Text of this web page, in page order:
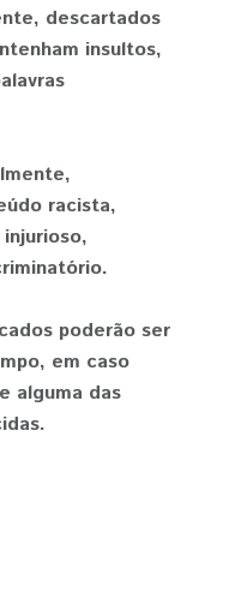
descartados
insultos,
racista,
poderão ser
em caso
alguma das